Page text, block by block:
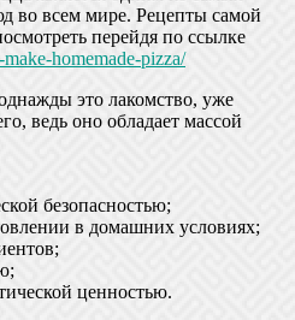
во всем мире. Рецепты самой
перейдя по ссылке
homemade-pizza/
это лакомство, уже
ведь оно обладает массой
безопасностью;
в домашних условиях;
ценностью.